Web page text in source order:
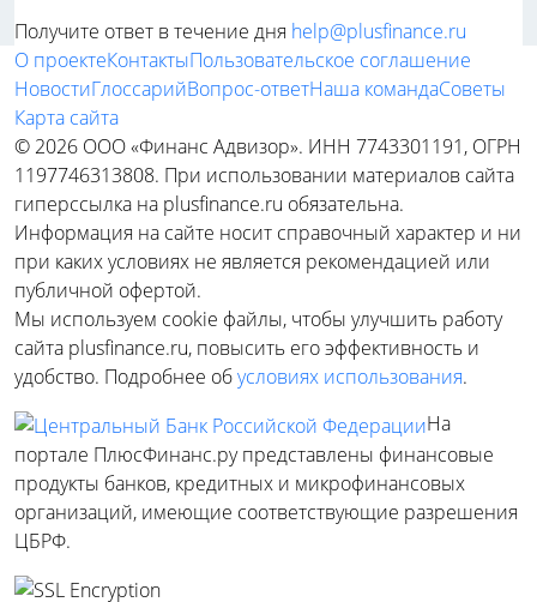
Получите ответ в течение дня help@plusfinance.ru
О проектеКонтактыПользовательское соглашение
НовостиГлоссарийВопрос-ответНаша командаСоветы
Карта сайта
© 2026 ООО «Финанс Адвизор». ИНН 7743301191, ОГРН
1197746313808. При использовании материалов сайта
гиперссылка на plusfinance.ru обязательна.
Информация на сайте носит справочный характер и ни
при каких условиях не является рекомендацией или
публичной офертой.
Мы используем cookie файлы, чтобы улучшить работу
сайта plusfinance.ru, повысить его эффективность и
удобство. Подробнее обусловиях использования.
На
портале ПлюсФинанс.ру представлены финансовые
продукты банков, кредитных и микрофинансовых
организаций, имеющие соответствующие разрешения
ЦБРФ.